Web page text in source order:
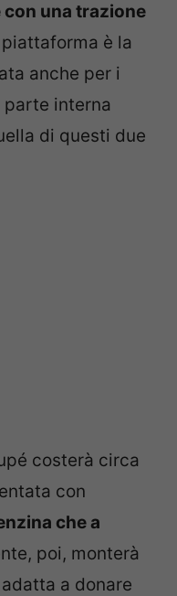
con una trazione
è la
anche per i
parte interna
di questi due
costerà circa
con
che a
poi, monterà
a donare